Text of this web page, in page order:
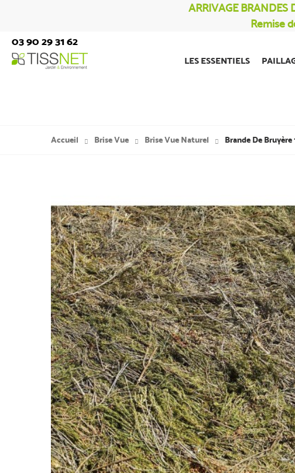
ARRIVAGE BRANDES
Remise
03 90 29 31 62
LES ESSENTIELS
Accueil Brise Vue Brise Vue Naturel Brande De